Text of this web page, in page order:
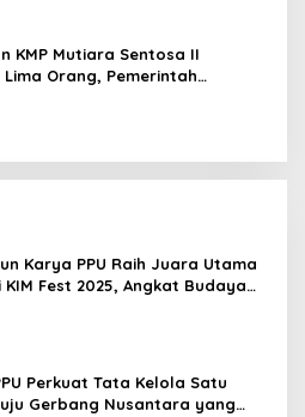
KMP Mutiara Sentosa II
Lima Orang, Pemerintah
Karya PPU Raih Juara Utama
Fest 2025, Angkat Budaya
Perkuat Tata Kelola Satu
Gerbang Nusantara yang